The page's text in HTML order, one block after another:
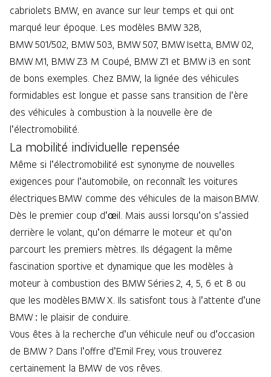
cabriolets BMW, en avance sur leur temps et qui ont
marqué leur époque. Les modèles BMW 328,
BMW 501/502, BMW 503, BMW 507, BMW Isetta, BMW 02,
BMW M1, BMW Z3 M Coupé, BMW Z1 et BMW i3 en sont
de bons exemples. Chez BMW, la lignée des véhicules
formidables est longue et passe sans transition de l’ère
des véhicules à combustion à la nouvelle ère de
l’électromobilité.
La mobilité individuelle repensée
Même si l’électromobilité est synonyme de nouvelles
exigences pour l’automobile, on reconnaît les voitures
électriques BMW comme des véhicules de la maison BMW.
Dès le premier coup d’œil. Mais aussi lorsqu’on s’assied
derrière le volant, qu’on démarre le moteur et qu’on
parcourt les premiers mètres. Ils dégagent la même
fascination sportive et dynamique que les modèles à
moteur à combustion des BMW Séries 2, 4, 5, 6 et 8 ou
que les modèles BMW X. Ils satisfont tous à l’attente d’une
BMW : le plaisir de conduire.
Vous êtes à la recherche d’un véhicule neuf ou d’occasion
de BMW ? Dans l’offre d’Emil Frey, vous trouverez
certainement la BMW de vos rêves.